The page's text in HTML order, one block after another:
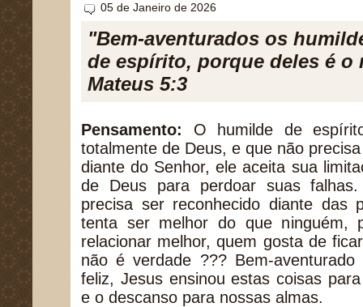
05 de Janeiro de 2026
"Bem-aventurados os
de espírito, porque deles é o
Mateus 5:3
Pensamento: O humilde de
totalmente de Deus, e que não
diante do Senhor, ele aceita sua
de Deus para perdoar suas
precisa ser reconhecido diante das
tenta ser melhor do que ninguém,
relacionar melhor, quem gosta de
não é verdade ??? Bem-
feliz, Jesus ensinou estas coisas
e o descanso para nossas almas.